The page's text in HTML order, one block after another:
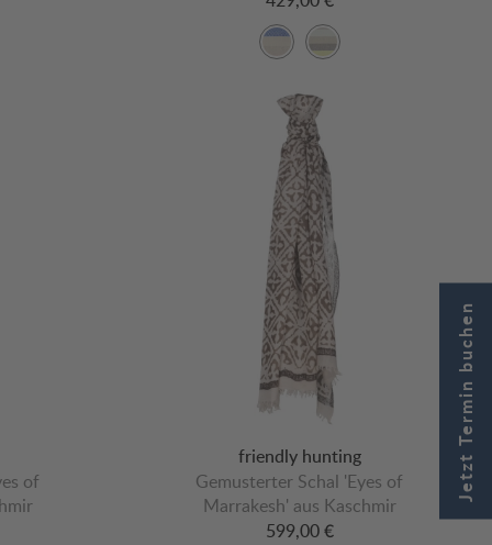
of
friendly hunting
Gemusterter Schal 'Eyes of
Marrakesh' aus Kaschmir
599,00 €
Jetzt Termin buchen